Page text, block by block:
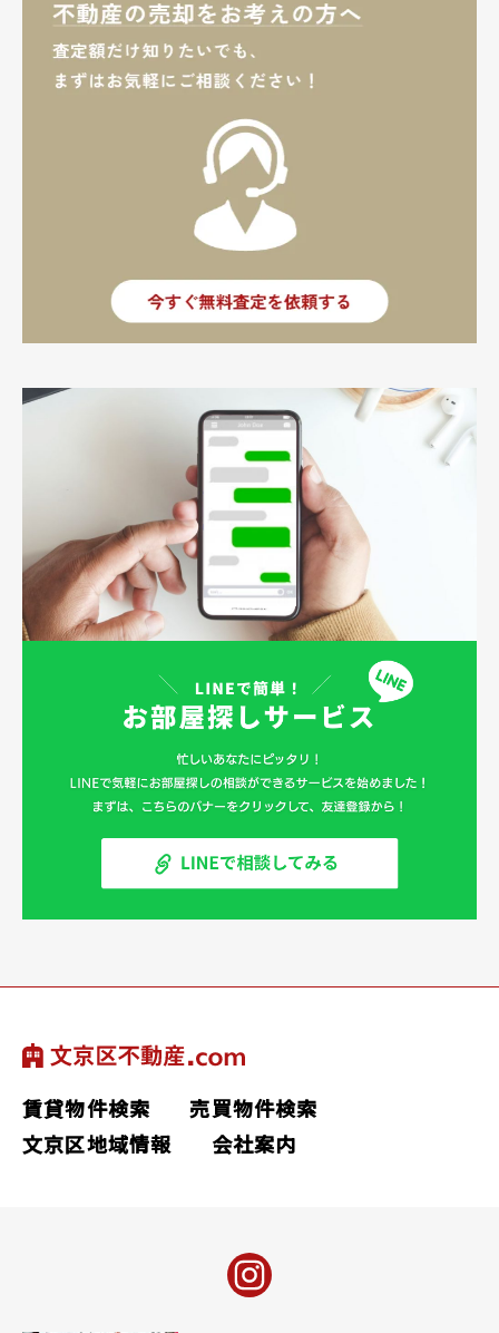
賃貸物件検索
売買物件検索
文京区地域情報
会社案内